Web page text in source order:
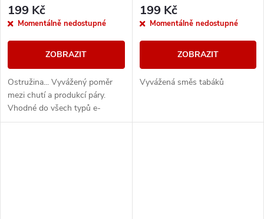
199 Kč
Momentálně nedostupné
ZOBRAZIT
Ostružina... Vyvážený poměr
mezi chutí a produkcí páry.
Vhodné do všech typů e-
cigaret
199 Kč
Momentálně nedostupné
ZOBRAZIT
Vyvážená směs tabáků